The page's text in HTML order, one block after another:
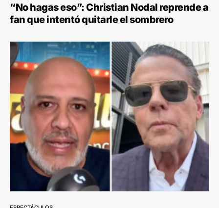
“No hagas eso”: Christian Nodal reprende a
fan que intentó quitarle el sombrero